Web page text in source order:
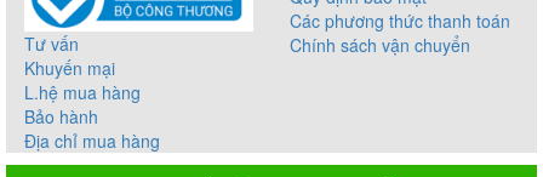
Tư vấn
Khuyến mại
L.hệ mua hàng
Bảo hành
Địa chỉ mua hàng
Các phương thức thanh toán
Chính sách vận chuyển